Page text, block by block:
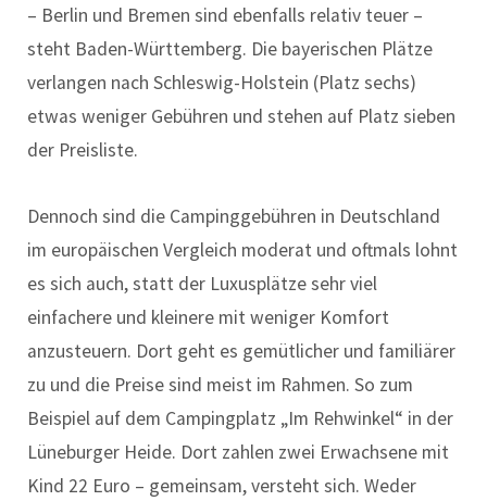
– Berlin und Bremen sind ebenfalls relativ teuer –
steht Baden-Württemberg. Die bayerischen Plätze
verlangen nach Schleswig-Holstein (Platz sechs)
etwas weniger Gebühren und stehen auf Platz sieben
der Preisliste.
Dennoch sind die Campinggebühren in Deutschland
im europäischen Vergleich moderat und oftmals lohnt
es sich auch, statt der Luxusplätze sehr viel
einfachere und kleinere mit weniger Komfort
anzusteuern. Dort geht es gemütlicher und familiärer
zu und die Preise sind meist im Rahmen. So zum
Beispiel auf dem Campingplatz „Im Rehwinkel“ in der
Lüneburger Heide. Dort zahlen zwei Erwachsene mit
Kind 22 Euro – gemeinsam, versteht sich. Weder